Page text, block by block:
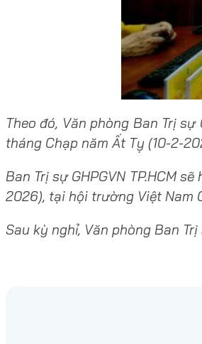
Theo đó, Văn phòng Ban Trị
tháng Chạp năm Ất Tỵ (10-2-
Ban Trị sự GHPGVN TP.HCM
2026), tại hội trường Việt Nam
Sau kỳ nghỉ, Văn phòng Ban